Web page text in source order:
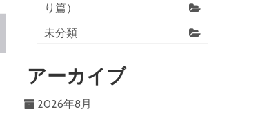
り篇）
未分類
アーカイブ
2026年8月